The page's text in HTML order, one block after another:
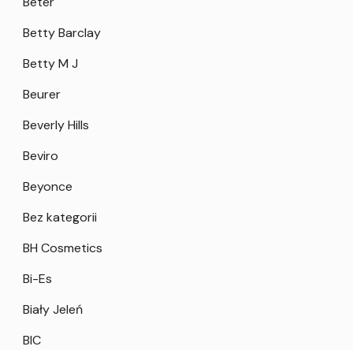
Betty Barclay
Betty M J
Beurer
Beverly Hills
Beviro
Beyonce
Bez kategorii
BH Cosmetics
Bi-Es
Biały Jeleń
BIC